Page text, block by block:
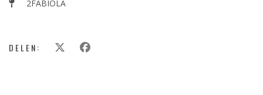
2FABIOLA
DELEN: